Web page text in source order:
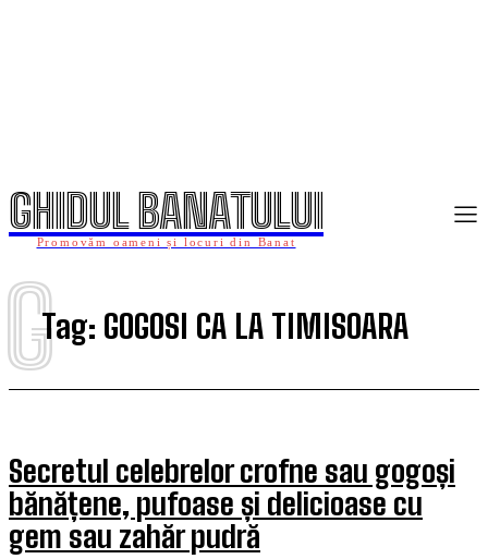
GHIDUL BANATULUI
Promovăm oameni și locuri din Banat
Tag: GOGOSI CA LA TIMISOARA
G
Secretul celebrelor crofne sau gogoși
bănățene, pufoase și delicioase cu
gem sau zahăr pudră